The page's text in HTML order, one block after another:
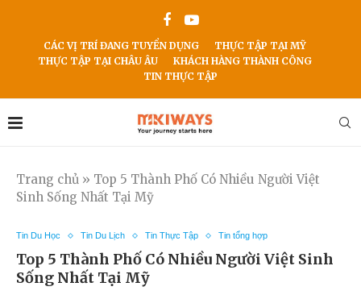
CÁC VỊ TRÍ ĐANG TUYỂN DỤNG
THỰC TẬP TẠI MỸ
THỰC TẬP TẠI CHÂU ÂU
KHÁCH HÀNG THÀNH CÔNG
TIN THỰC TẬP
Trang chủ » Top 5 Thành Phố Có Nhiều Người Việt
Sinh Sống Nhất Tại Mỹ
Tin Du Học Tin Du Lịch Tin Thực Tập Tin tổng hợp
Top 5 Thành Phố Có Nhiều Người Việt Sinh
Sống Nhất Tại Mỹ